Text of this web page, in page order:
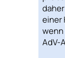
einer
AdV-